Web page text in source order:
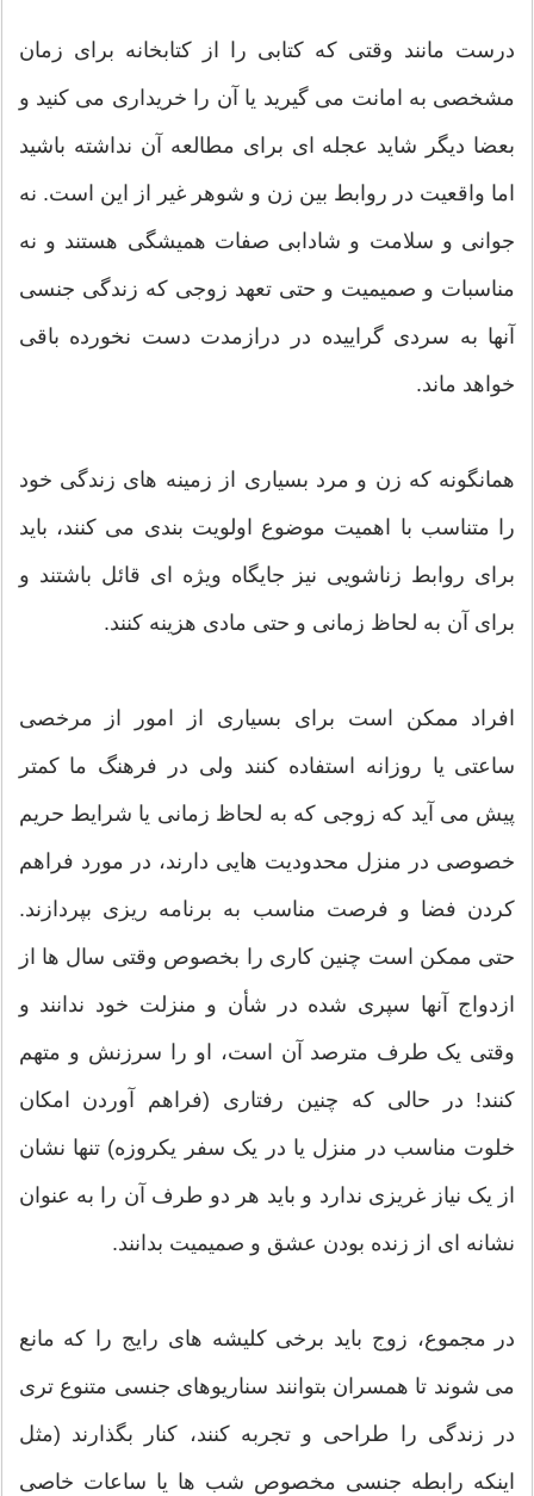
درست مانند وقتی که کتابی را از کتابخانه برای زمان
مشخصی به امانت می گیرید یا آن را خریداری می کنید و
بعضا دیگر شاید عجله ای برای مطالعه آن نداشته باشید
اما واقعیت در روابط بین زن و شوهر غیر از این است. نه
جوانی و سلامت و شادابی صفات همیشگی هستند و نه
مناسبات و صمیمیت و حتی تعهد زوجی که زندگی جنسی
آنها به سردی گراییده در درازمدت دست نخورده باقی
خواهد ماند.
همانگونه که زن و مرد بسیاری از زمینه های زندگی خود
را متناسب با اهمیت موضوع اولویت بندی می کنند، باید
برای روابط زناشویی نیز جایگاه ویژه ای قائل باشتند و
برای آن به لحاظ زمانی و حتی مادی هزینه کنند.
افراد ممکن است برای بسیاری از امور از مرخصی
ساعتی یا روزانه استفاده کنند ولی در فرهنگ ما کمتر
پیش می آید که زوجی که به لحاظ زمانی یا شرایط حریم
خصوصی در منزل محدودیت هایی دارند، در مورد فراهم
کردن فضا و فرصت مناسب به برنامه ریزی بپردازند.
حتی ممکن است چنین کاری را بخصوص وقتی سال ها از
ازدواج آنها سپری شده در شأن و منزلت خود ندانند و
وقتی یک طرف مترصد آن است، او را سرزنش و متهم
کنند! در حالی که چنین رفتاری (فراهم آوردن امکان
خلوت مناسب در منزل یا در یک سفر یکروزه) تنها نشان
از یک نیاز غریزی ندارد و باید هر دو طرف آن را به عنوان
نشانه ای از زنده بودن عشق و صمیمیت بدانند.
در مجموع، زوج باید برخی کلیشه های رایج را که مانع
می شوند تا همسران بتوانند سناریوهای جنسی متنوع تری
در زندگی را طراحی و تجربه کنند، کنار بگذارند (مثل
اینکه رابطه جنسی مخصوص شب ها یا ساعات خاصی